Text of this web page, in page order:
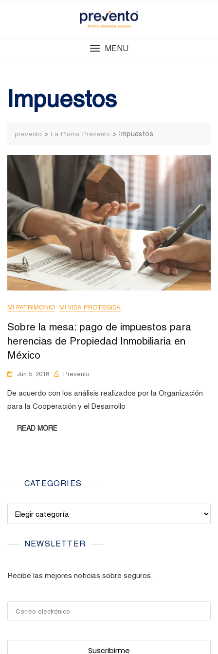
MENU
Impuestos
prevento > La Pluma Prevento > Impuestos
MI PATRIMONIO MI VIDA PROTEGIDA
Sobre la mesa: pago de impuestos para
herencias de Propiedad Inmobiliaria en
México
Jun 5, 2018 Prevento
De acuerdo con los análisis realizados por la Organización
para la Cooperación y el Desarrollo
READ MORE
CATEGORIES
NEWSLETTER
Recibe las mejores noticias sobre seguros.